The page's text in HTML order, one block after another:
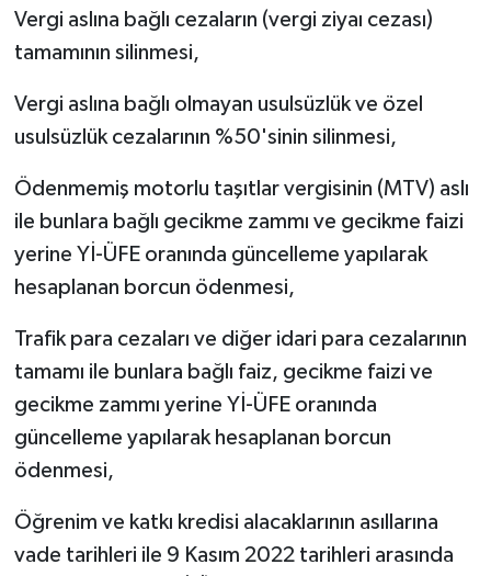
Vergi aslına bağlı cezaların (vergi ziyaı cezası)
tamamının silinmesi,
Vergi aslına bağlı olmayan usulsüzlük ve özel
usulsüzlük cezalarının %50'sinin silinmesi,
Ödenmemiş motorlu taşıtlar vergisinin (MTV) aslı
ile bunlara bağlı gecikme zammı ve gecikme faizi
yerine Yİ-ÜFE oranında güncelleme yapılarak
hesaplanan borcun ödenmesi,
Trafik para cezaları ve diğer idari para cezalarının
tamamı ile bunlara bağlı faiz, gecikme faizi ve
gecikme zammı yerine Yİ-ÜFE oranında
güncelleme yapılarak hesaplanan borcun
ödenmesi,
Öğrenim ve katkı kredisi alacaklarının asıllarına
vade tarihleri ile 9 Kasım 2022 tarihleri arasında